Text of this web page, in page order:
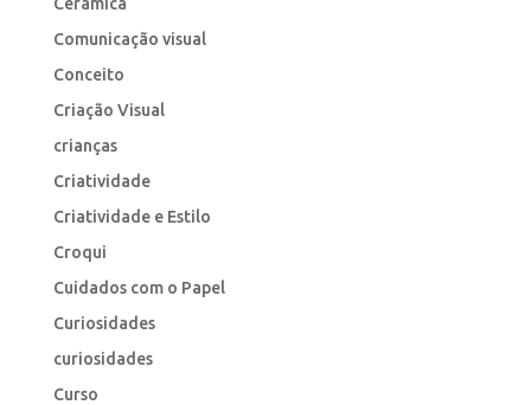
Comunicação visual
Conceito
Criação Visual
crianças
Criatividade
Criatividade e Estilo
Croqui
Cuidados com o Papel
Curiosidades
curiosidades
Curso